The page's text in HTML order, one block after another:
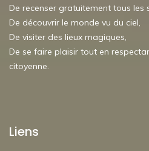
De recenser gratuitement tous les
De découvrir le monde vu du ciel,
De visiter des lieux magiques,
De se faire plaisir tout en
citoyenne.
Liens